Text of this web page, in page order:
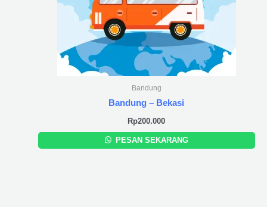
Bandung
Bandung – Bekasi
Rp200.000
PESAN SEKARANG